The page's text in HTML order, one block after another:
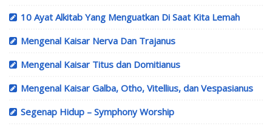
10 Ayat Alkitab Yang Menguatkan Di Saat Kita Lemah
Mengenal Kaisar Nerva Dan Trajanus
Mengenal Kaisar Titus dan Domitianus
Mengenal Kaisar Galba, Otho, Vitellius, dan Vespasianus
Segenap Hidup – Symphony Worship